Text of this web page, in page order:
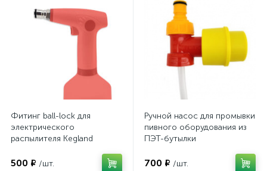
Фитинг ball-lock для
электрического
распылителя Kegland
500 ₽ /шт.
Ручной насос для промывки
пивного оборудования из
ПЭТ-бутылки
700 ₽ /шт.